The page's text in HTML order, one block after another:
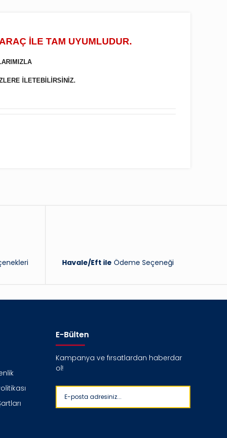
İLE TAM UYUMLUDUR.
İLETEBİLİRSİNİZ.
Havale/Eft ile Ödeme Seçeneği
E-Bülten
Kampanya ve fırsatlardan haberdar
ol!